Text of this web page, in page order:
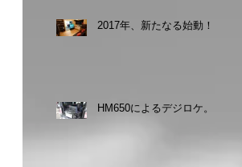
2017年、新たなる始動！
HM650によるデジロケ。